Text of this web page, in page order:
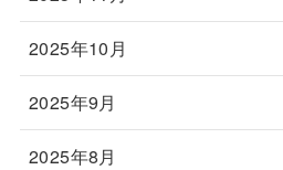
2025年10月
2025年9月
2025年8月